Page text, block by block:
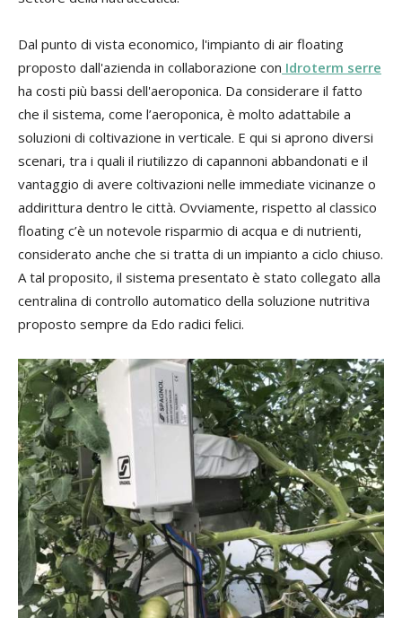
Dal punto di vista economico, l'impianto di air floating
proposto dall'azienda in collaborazione con Idroterm serre
ha costi più bassi dell'aeroponica. Da considerare il fatto
che il sistema, come l’aeroponica, è molto adattabile a
soluzioni di coltivazione in verticale. E qui si aprono diversi
scenari, tra i quali il riutilizzo di capannoni abbandonati e il
vantaggio di avere coltivazioni nelle immediate vicinanze o
addirittura dentro le città. Ovviamente, rispetto al classico
floating c’è un notevole risparmio di acqua e di nutrienti,
considerato anche che si tratta di un impianto a ciclo chiuso.
A tal proposito, il sistema presentato è stato collegato alla
centralina di controllo automatico della soluzione nutritiva
proposto sempre da Edo radici felici.